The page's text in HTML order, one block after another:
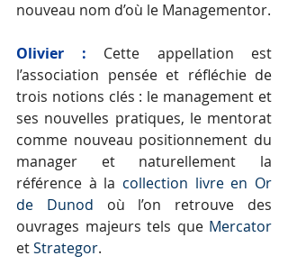
Olivier : Cette appellation est
l’association pensée et réfléchie de
trois notions clés : le management et
ses nouvelles pratiques, le mentorat
comme nouveau positionnement du
manager et naturellement la
référence à la collection livre en Or
de Dunod où l’on retrouve des
ouvrages majeurs tels que Mercator
et Strategor.